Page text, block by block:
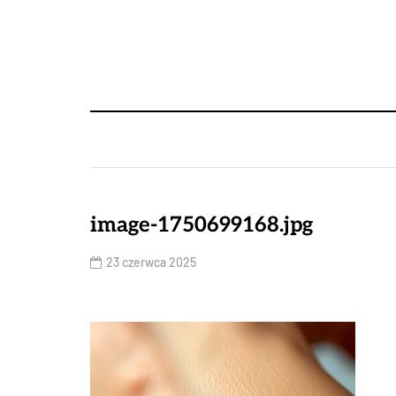
image-1750699168.jpg
23 czerwca 2025